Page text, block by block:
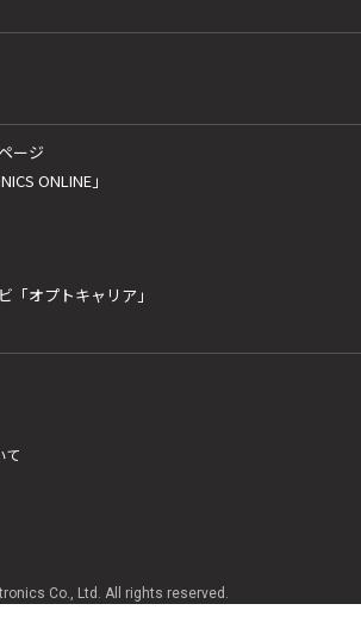
ージ
ONLINE」
「オプトキャリア」
て
Co., Ltd. All rights reserved.